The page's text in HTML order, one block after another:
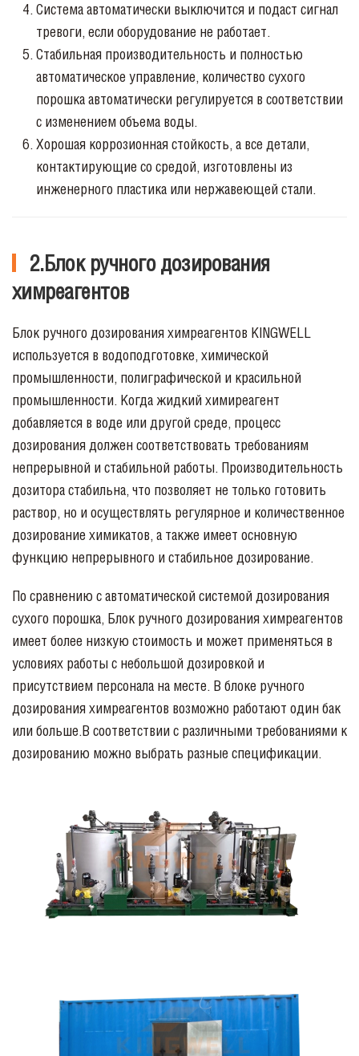
Система автоматически выключится и подаст сигнал
тревоги, если оборудование не работает.
Стабильная производительность и полностью
автоматическое управление, количество сухого
порошка автоматически регулируется в соответствии
с изменением объема воды.
Хорошая коррозионная стойкость, а все детали,
контактирующие со средой, изготовлены из
инженерного пластика или нержавеющей стали.
2.Блок ручного дозирования
химреагентов
Блок ручного дозирования химреагентов KINGWELL
используется в водоподготовке, химической
промышленности, полиграфической и красильной
промышленности. Когда жидкий химиреагент
добавляется в воде или другой среде, процесс
дозирования должен соответствовать требованиям
непрерывной и стабильной работы. Производительность
дозитора стабильна, что позволяет не только готовить
раствор, но и осуществлять регулярное и количественное
дозирование химикатов, а также имеет основную
функцию непрерывного и стабильное дозирование.
По сравнению с автоматической системой дозирования
сухого порошка, Блок ручного дозирования химреагентов
имеет более низкую стоимость и может применяться в
условиях работы с небольшой дозировкой и
присутствием персонала на месте. В блоке ручного
дозирования химреагентов возможно работают один бак
или больше.В соответствии с различными требованиями к
дозированию можно выбрать разные спецификации.